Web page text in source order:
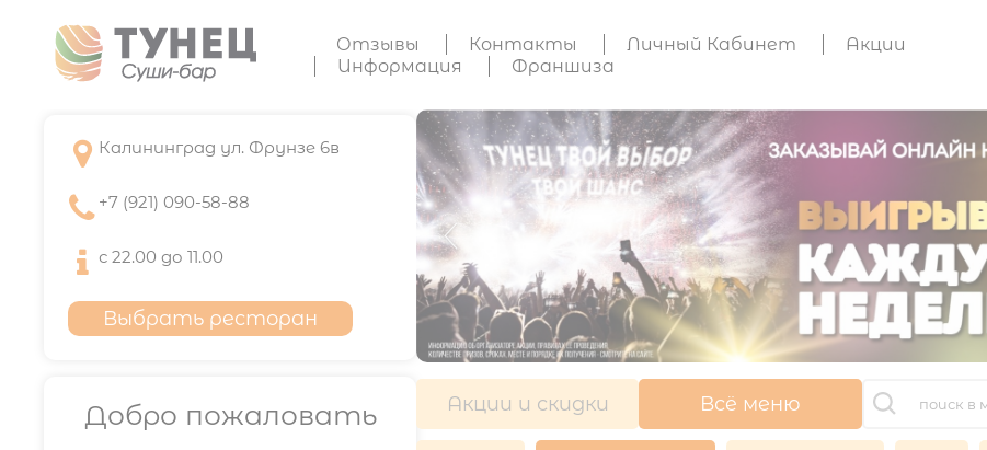
Отзывы Контакты Личный Кабинет
Акции
Информация
Франшиза
 Калининград ул. Фрунзе 6в
 +7 (921) 090-58-88
 с 22.00 до 11.00
Выбрать ресторан
Добро пожаловать Акции и скидки Всё меню